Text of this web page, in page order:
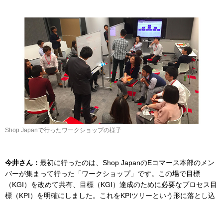
Shop Japanで行ったワークショップの様子
今井さん： 最初に行ったのは、Shop JapanのEコマース本部のメン
バーが集まって行った「ワークショップ」です。この場で目標
（KGI）を改めて共有、目標（KGI）達成のために必要なプロセス目
標（KPI）を明確にしました。これをKPIツリーという形に落とし込